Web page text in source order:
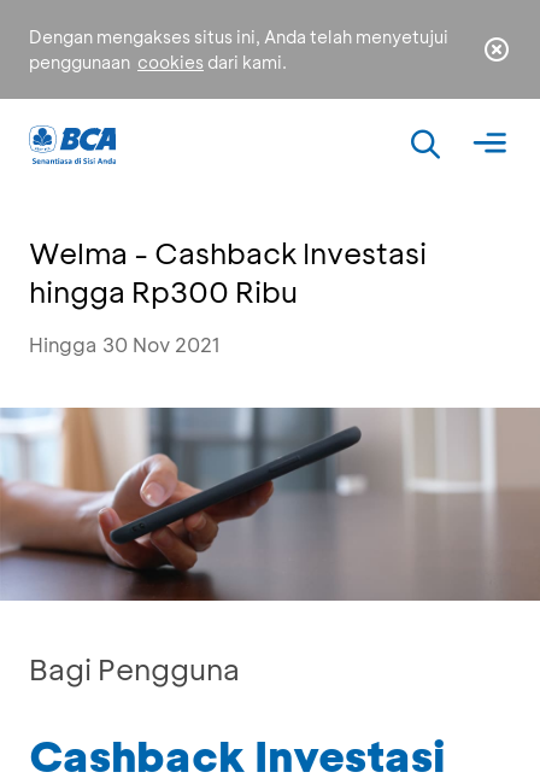
Dengan mengakses situs ini, Anda telah menyetujui
penggunaan cookies dari kami.
Welma - Cashback Investasi
hingga Rp300 Ribu
Hingga 30 Nov 2021
Bagi Pengguna
Cashback Investasi